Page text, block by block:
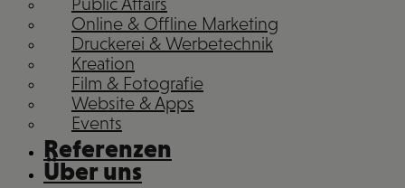
Online & Offline Marketing
Druckerei & Werbetechnik
Kreation
Film & Fotografie
Website & Apps
Events
Referenzen
Über uns